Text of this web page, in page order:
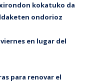
kokatuko da
ondorioz
en lugar del
para renovar el